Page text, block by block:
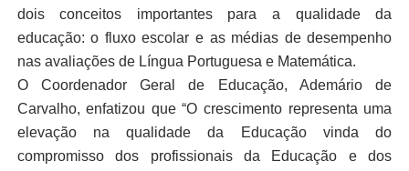
dois conceitos importantes para a qualidade da
educação: o fluxo escolar e as médias de desempenho
nas avaliações de Língua Portuguesa e Matemática.
O Coordenador Geral de Educação, Ademário de
Carvalho, enfatizou que “O crescimento representa uma
elevação na qualidade da Educação vinda do
compromisso dos profissionais da Educação e dos